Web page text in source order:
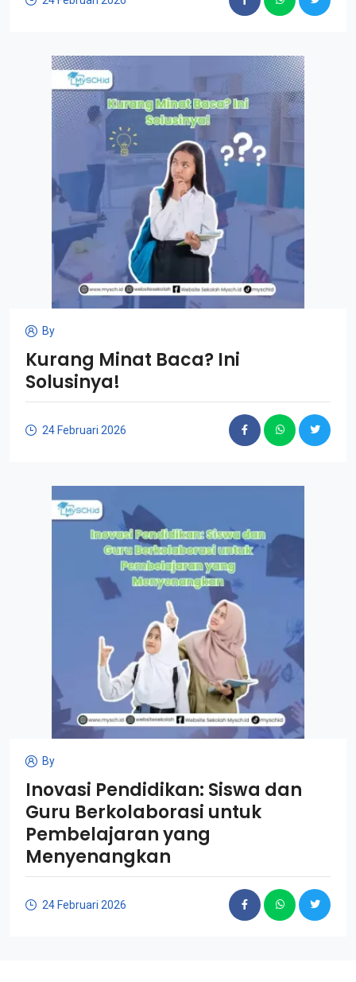
By
Kurang Minat Baca? Ini
Solusinya!
24 Februari 2026
By
Inovasi Pendidikan: Siswa dan
Guru Berkolaborasi untuk
Pembelajaran yang
Menyenangkan
24 Februari 2026